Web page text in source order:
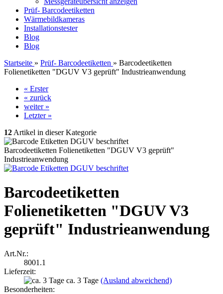
Prüf- Barcodeetiketten
Wärmebildkameras
Installationstester
Blog
Blog
Startseite » Prüf- Barcodeetiketten » Barcodeetiketten
Folienetiketten "DGUV V3 geprüft" Industrieanwendung
« Erster
« zurück
weiter »
Letzter »
12 Artikel in dieser Kategorie
Barcodeetiketten Folienetiketten "DGUV V3 geprüft"
Industrieanwendung
Barcodeetiketten
Folienetiketten "DGUV V3
geprüft" Industrieanwendung
Art.Nr.:
8001.1
Lieferzeit:
ca. 3 Tage (Ausland abweichend)
Besonderheiten: